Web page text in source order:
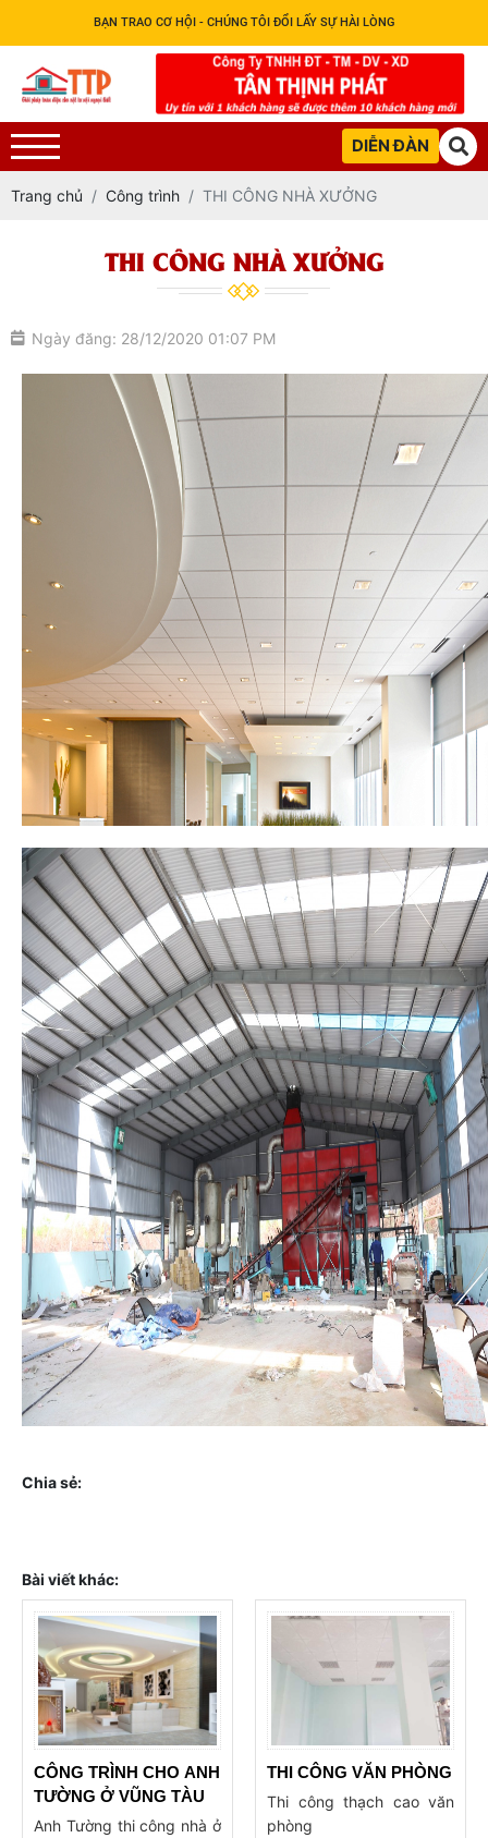
BẠN TRAO CƠ HỘI - CHÚNG TÔI ĐỔI LẤY SỰ HÀI LÒNG
DIỄN ĐÀN
Trang chủ Công trình THI CÔNG NHÀ XƯỞNG
THI CÔNG NHÀ XƯỞNG
Ngày đăng: 28/12/2020 01:07 PM
Chia sẻ:
Bài viết khác:
CÔNG TRÌNH CHO ANH
TƯỜNG Ở VŨNG TÀU
Anh Tường thi công nhà ở
THI CÔNG VĂN PHÒNG
Thi công thạch cao văn
phòng